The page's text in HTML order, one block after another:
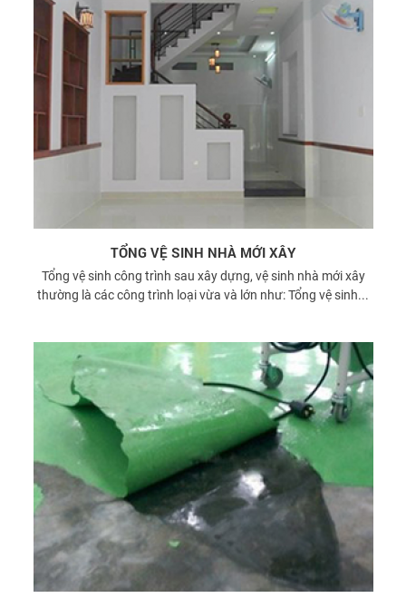
TỔNG VỆ SINH NHÀ MỚI XÂY
Tổng vệ sinh công trình sau xây dựng, vệ sinh nhà mới xây
thường là các công trình loại vừa và lớn như: Tổng vệ sinh...